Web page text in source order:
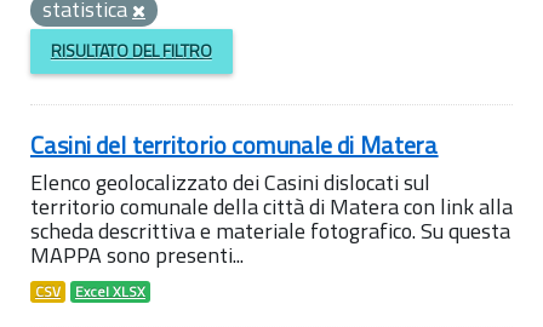
statistica
RISULTATO DEL FILTRO
Casini del territorio comunale di Matera
Elenco geolocalizzato dei Casini dislocati sul
territorio comunale della città di Matera con link alla
scheda descrittiva e materiale fotografico. Su questa
MAPPA sono presenti...
CSV Excel XLSX